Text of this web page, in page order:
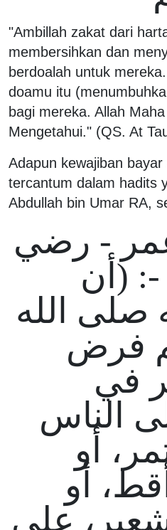
"Ambillah zakat dari
membersihkan dan
berdoalah untuk
doamu itu
bagi mereka. Allah
Mengetahui." (QS. At
Adapun kewajiban bayar
tercantum dalam hadits
Abdullah bin Umar RA,
- رضي
-: (أن
صلى الله
فرض
في
الناس
أو
أو
على